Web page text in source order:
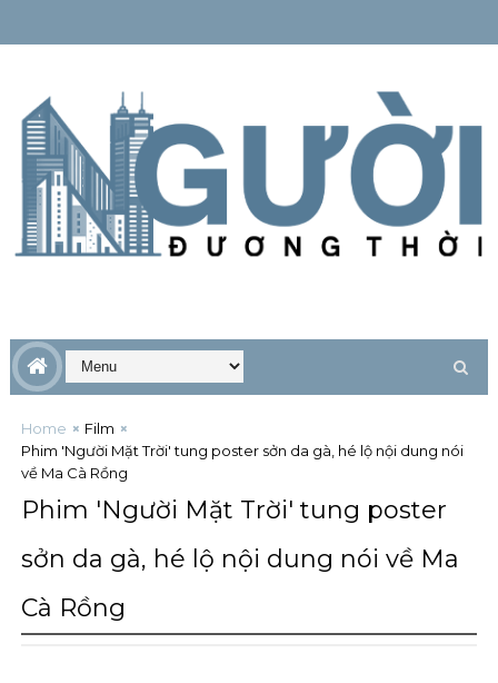
Home
Film
Phim 'Người Mặt Trời' tung poster sởn da gà, hé lộ nội dung nói
về Ma Cà Rồng
Phim 'Người Mặt Trời' tung poster
sởn da gà, hé lộ nội dung nói về Ma
Cà Rồng